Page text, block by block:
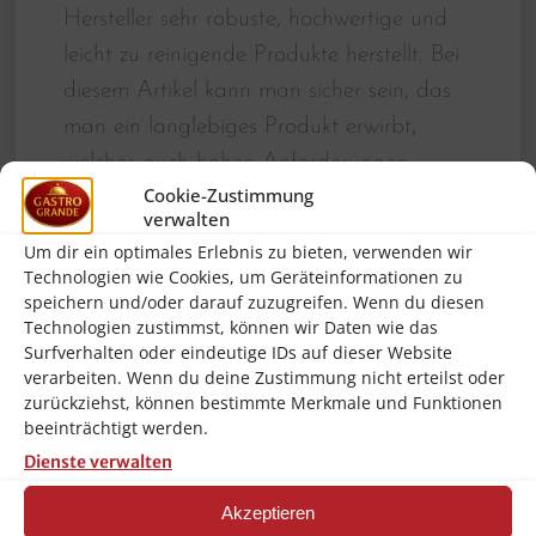
Cookie-Zustimmung
verwalten
Um dir ein optimales Erlebnis zu bieten, verwenden wir
Technologien wie Cookies, um Geräteinformationen zu
speichern und/oder darauf zuzugreifen. Wenn du diesen
Technologien zustimmst, können wir Daten wie das
Surfverhalten oder eindeutige IDs auf dieser Website
verarbeiten. Wenn du deine Zustimmung nicht erteilst oder
zurückziehst, können bestimmte Merkmale und Funktionen
beeinträchtigt werden.
Dienste verwalten
Akzeptieren
Hersteller sehr robuste, hochwertige und
leicht zu reinigende Produkte herstellt. Bei
diesem Artikel kann man sicher sein, das
man ein langlebiges Produkt erwirbt,
welches auch hohen Anforderungen
gerecht wird! Bartscher für Gastronomie
und qualitätsbewusste Anwendung!!!
Auf den Punkt gegarte Steaks, saftiger Braten,
zarte Hähnchenkeulen mit knuspriger Haut – Die
Speisenzubereitung im Kombidämpfer ist mit einem
Kerntemperaturfühler einfach mehr als zuverlässig.
Die magnetische Halterung lässt sich ganz simpel
und beliebig an den Dämpfern befestigen.
Brand:Bartscher
Länge Kabel:
Material Temperaturfühler:
Chromnickelstahl